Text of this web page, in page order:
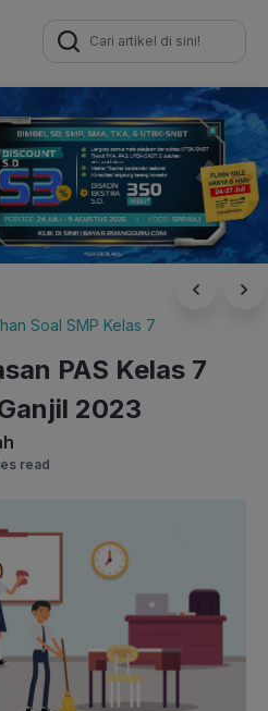
Search
for:
Soal SMP Kelas 7
PAS Kelas 7
2023
read